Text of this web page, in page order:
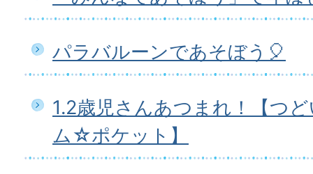
パラバルーンであそぼう🎈
1.2歳児さんあつまれ！【つ
ム☆ポケット】